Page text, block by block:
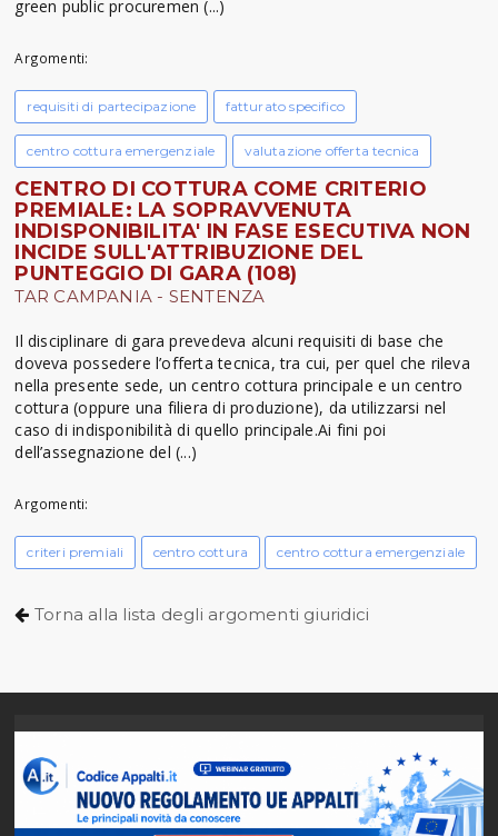
green public procuremen (...)
Argomenti:
requisiti di partecipazione fatturato specifico
centro cottura emergenziale valutazione offerta tecnica
CENTRO DI COTTURA COME CRITERIO
PREMIALE: LA SOPRAVVENUTA
INDISPONIBILITA' IN FASE ESECUTIVA NON
INCIDE SULL'ATTRIBUZIONE DEL
PUNTEGGIO DI GARA (108)
TAR CAMPANIA - SENTENZA
Il disciplinare di gara prevedeva alcuni requisiti di base che
doveva possedere l’offerta tecnica, tra cui, per quel che rileva
nella presente sede, un centro cottura principale e un centro
cottura (oppure una filiera di produzione), da utilizzarsi nel
caso di indisponibilità di quello principale.Ai fini poi
dell’assegnazione del (...)
Argomenti:
criteri premiali centro cottura centro cottura emergenziale
Torna alla lista degli argomenti giuridici